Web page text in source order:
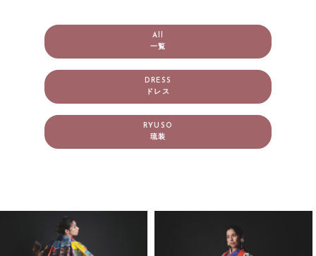
All
一覧
DRESS
ドレス
RYUSO
琉装